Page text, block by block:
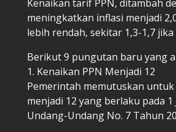
Kenaikan tarif PPN, ditambah
meningkatkan inflasi menjadi
lebih rendah, sekitar 1,3-1,7
Berikut 9 pungutan baru yang
1. Kenaikan PPN Menjadi 12
Pemerintah memutuskan
menjadi 12 yang berlaku pada
Undang-Undang No. 7 Tahun